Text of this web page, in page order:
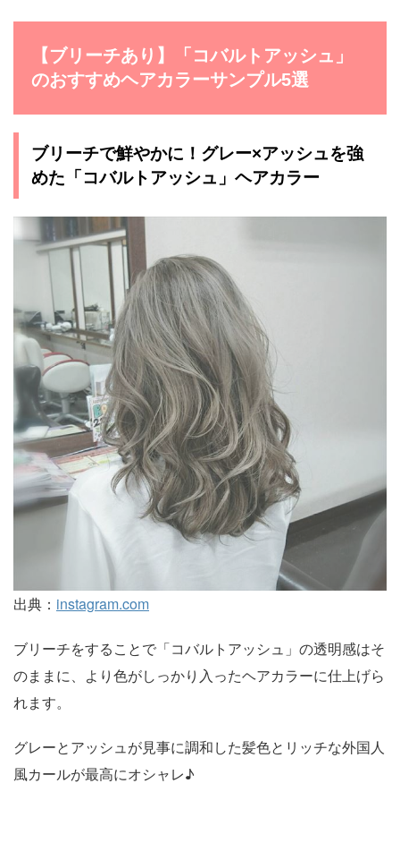
【ブリーチあり】「コバルトアッシュ」
のおすすめヘアカラーサンプル5選
ブリーチで鮮やかに！グレー×アッシュを強
めた「コバルトアッシュ」ヘアカラー
出典： instagram.com
ブリーチをすることで「コバルトアッシュ」の透明感はそ
のままに、より色がしっかり入ったヘアカラーに仕上げら
れます。
グレーとアッシュが見事に調和した髪色とリッチな外国人
風カールが最高にオシャレ♪